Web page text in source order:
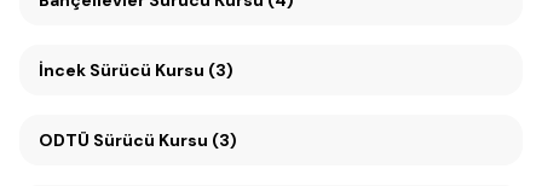
İncek Sürücü Kursu (3)
ODTÜ Sürücü Kursu (3)